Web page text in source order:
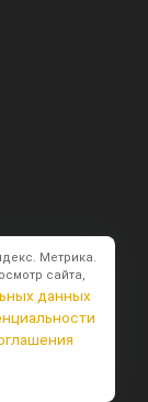
Метрика.
сайта,
данных